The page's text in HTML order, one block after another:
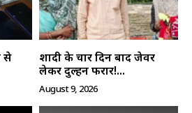
हमसे जुड़े
से
शादी के चार दिन बाद जेवर
लेकर दुल्हन फरार!...
August 9, 2026